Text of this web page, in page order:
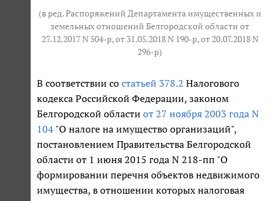
(в ред. Распоряжений Департамента имущественных и
земельных отношений Белгородской области от
27.12.2017 N 504-р, от 31.05.2018 N 190-р, от 20.07.2018 N
296-р)
В соответствии со статьей 378.2 Налогового
кодекса Российской Федерации, законом
Белгородской области от 27 ноября 2003 года N
104 "О налоге на имущество организаций",
постановлением Правительства Белгородской
области от 1 июня 2015 года N 218-пп "О
формировании перечня объектов недвижимого
имущества, в отношении которых налоговая